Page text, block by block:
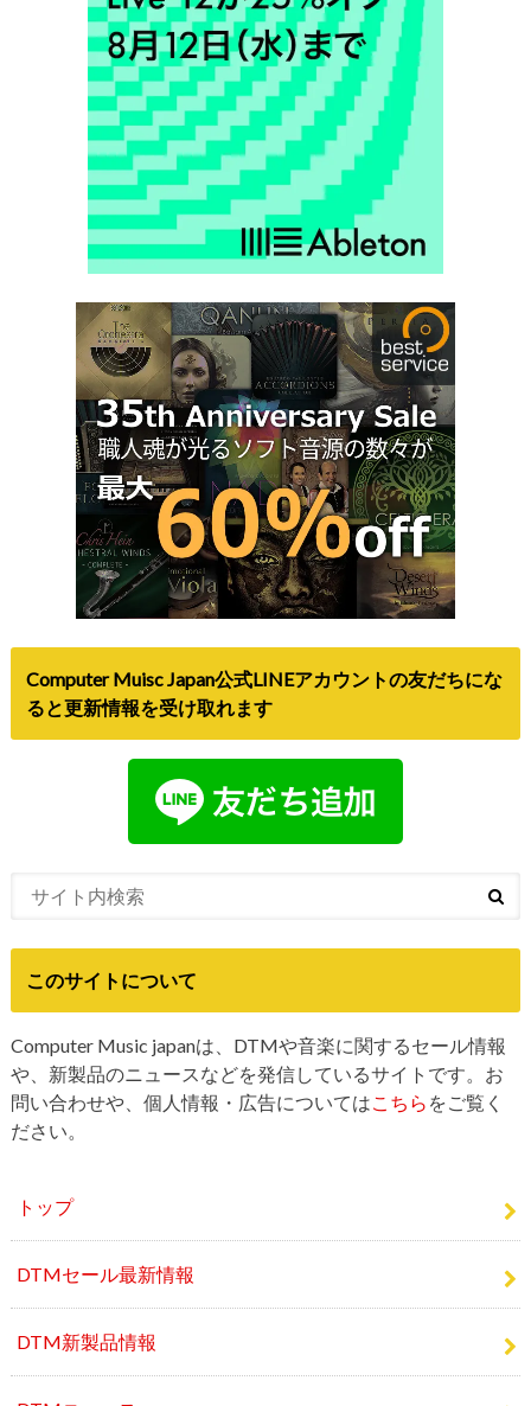
Computer Muisc Japan公式LINEアカウントの友だちにな
ると更新情報を受け取れます
このサイトについて
Computer Music japanは、DTMや音楽に関するセール情報
や、新製品のニュースなどを発信しているサイトです。お
問い合わせや、個人情報・広告については こちら をご覧く
ださい。
トップ
DTMセール最新情報
DTM新製品情報